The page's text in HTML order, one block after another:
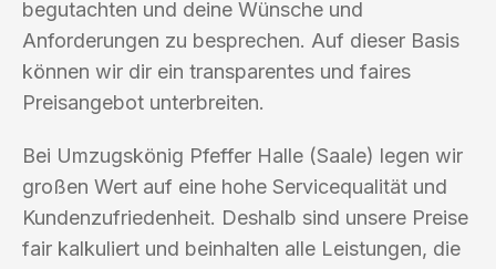
begutachten und deine Wünsche und
Anforderungen zu besprechen. Auf dieser Basis
können wir dir ein transparentes und faires
Preisangebot unterbreiten.
Bei Umzugskönig Pfeffer Halle (Saale) legen wir
großen Wert auf eine hohe Servicequalität und
Kundenzufriedenheit. Deshalb sind unsere Preise
fair kalkuliert und beinhalten alle Leistungen, die